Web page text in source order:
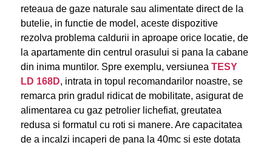
reteaua de gaze naturale sau alimentate direct de la
butelie, in functie de model, aceste dispozitive
rezolva problema caldurii in aproape orice locatie, de
la apartamente din centrul orasului si pana la cabane
din inima muntilor. Spre exemplu, versiunea TESY
LD 168D, intrata in topul recomandarilor noastre, se
remarca prin gradul ridicat de mobilitate, asigurat de
alimentarea cu gaz petrolier lichefiat, greutatea
redusa si formatul cu roti si manere. Are capacitatea
de a incalzi incaperi de pana la 40mc si este dotata